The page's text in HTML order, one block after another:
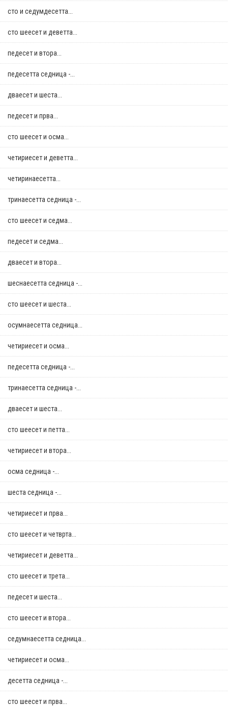
сто и седумдесетта...
сто шеесет и деветта...
педесет и втора...
педесетта седница -...
дваесет и шеста...
педесет и прва...
сто шеесет и осма...
четириесет и деветта...
четиринаесетта...
тринаесетта седница -...
сто шеесет и седма...
педесет и седма...
дваесет и втора...
шеснаесетта седница -...
сто шеесет и шеста...
осумнaесетта седница...
четириесет и осма...
педесетта седница -...
тринаесетта седница -...
дваесет и шеста...
сто шеесет и петта...
четириесет и втора...
осма седница -...
шеста седница -...
четириесет и прва...
сто шеесет и четврта...
четириесет и деветта...
сто шеесет и трета...
педесет и шеста...
сто шеесет и втора...
седумнаесетта седница...
четириесет и осма...
десетта седница -...
сто шеесет и прва...